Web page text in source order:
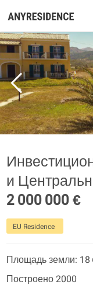
и
2 000 000 €
EU Residence
Площадь земли: 18
Построено 2000